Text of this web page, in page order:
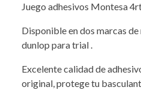
Juego adhesivos Montesa
Disponible en dos marcas
dunlop para trial .
Excelente calidad de
original, protege tu